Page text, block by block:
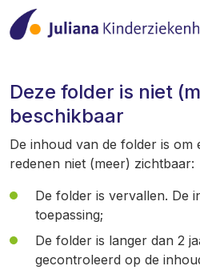
Deze folder is niet
beschikbaar
De inhoud van de folder is om
redenen niet (meer) zichtbaar:
De folder is vervallen. De
toepassing;
De folder is langer dan 2
gecontroleerd op de